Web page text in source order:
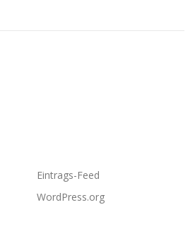
Eintrags-Feed
WordPress.org